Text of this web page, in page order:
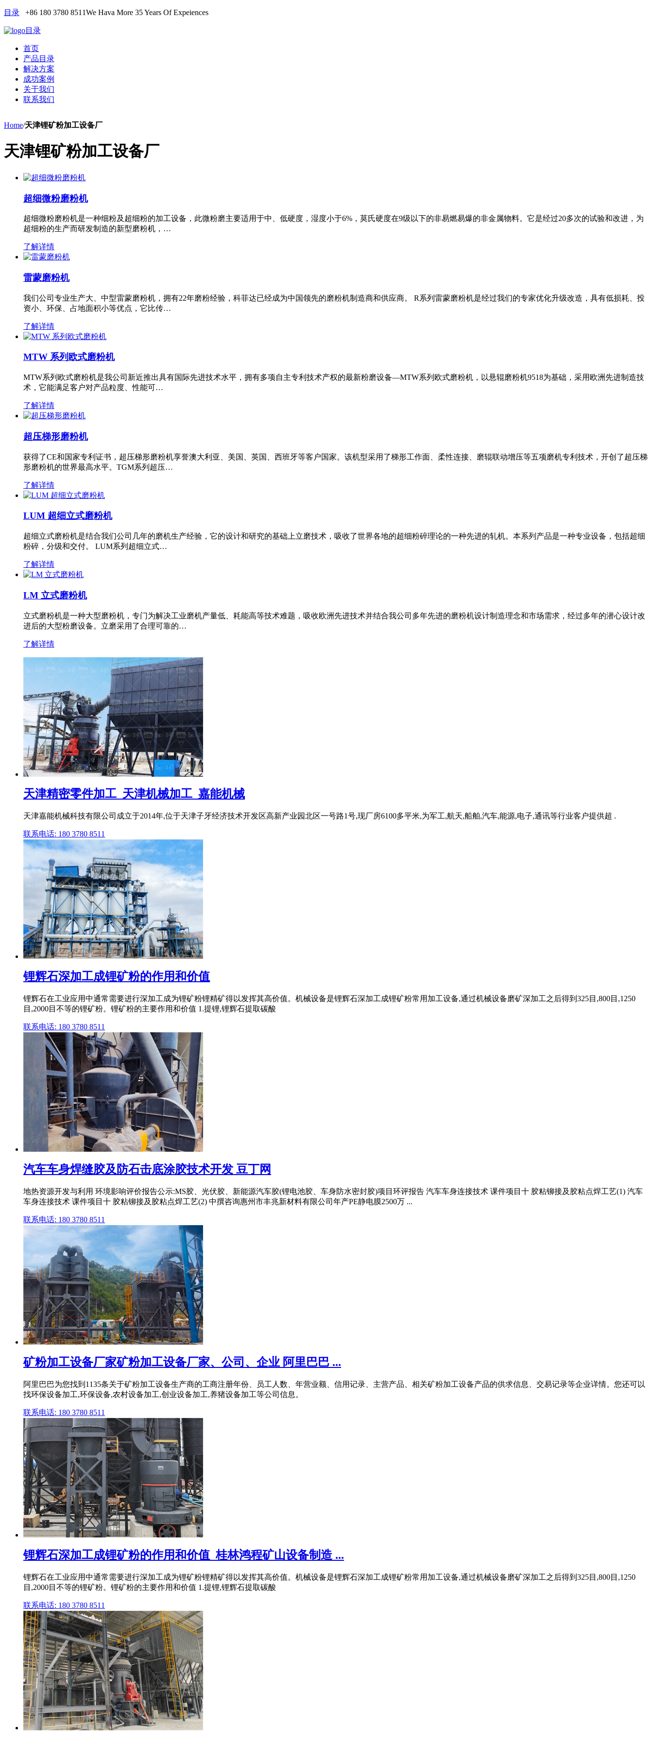
目录 +86 180 3780 8511We Hava More 35 Years Of Expeiences
目录
首页
产品目录
解决方案
成功案例
关于我们
联系我们
Home/天津锂矿粉加工设备厂
天津锂矿粉加工设备厂
超细微粉磨粉机
超细微粉磨粉机是一种细粉及超细粉的加工设备，此微粉磨主要适用于中、低硬度，湿度小于6%，莫氏硬度在9级以下的非易燃易爆的非金属物料。它是经过20多次的试验和改进，为
超细粉的生产而研发制造的新型磨粉机，…
了解详情
雷蒙磨粉机
我们公司专业生产大、中型雷蒙磨粉机，拥有22年磨粉经验，科菲达已经成为中国领先的磨粉机制造商和供应商。 R系列雷蒙磨粉机是经过我们的专家优化升级改造，具有低损耗、投
资小、环保、占地面积小等优点，它比传…
了解详情
MTW 系列欧式磨粉机
MTW系列欧式磨粉机是我公司新近推出具有国际先进技术水平，拥有多项自主专利技术产权的最新粉磨设备—MTW系列欧式磨粉机，以悬辊磨粉机9518为基础，采用欧洲先进制造技
术，它能满足客户对产品粒度、性能可…
了解详情
超压梯形磨粉机
获得了CE和国家专利证书，超压梯形磨粉机享誉澳大利亚、美国、英国、西班牙等客户国家。该机型采用了梯形工作面、柔性连接、磨辊联动增压等五项磨机专利技术，开创了超压梯
形磨粉机的世界最高水平。TGM系列超压…
了解详情
LUM 超细立式磨粉机
超细立式磨粉机是结合我们公司几年的磨机生产经验，它的设计和研究的基础上立磨技术，吸收了世界各地的超细粉碎理论的一种先进的轧机。本系列产品是一种专业设备，包括超细
粉碎，分级和交付。 LUM系列超细立式…
了解详情
LM 立式磨粉机
立式磨粉机是一种大型磨粉机，专门为解决工业磨机产量低、耗能高等技术难题，吸收欧洲先进技术并结合我公司多年先进的磨粉机设计制造理念和市场需求，经过多年的潜心设计改
进后的大型粉磨设备。立磨采用了合理可靠的…
了解详情
天津精密零件加工_天津机械加工_嘉能机械
天津嘉能机械科技有限公司成立于2014年,位于天津子牙经济技术开发区高新产业园北区一号路1号,现厂房6100多平米,为军工,航天,船舶,汽车,能源,电子,通讯等行业客户提供超 .
联系电话: 180 3780 8511
锂辉石深加工成锂矿粉的作用和价值
锂辉石在工业应用中通常需要进行深加工成为锂矿粉锂精矿得以发挥其高价值。机械设备是锂辉石深加工成锂矿粉常用加工设备,通过机械设备磨矿深加工之后得到325目,800目,1250
目,2000目不等的锂矿粉。锂矿粉的主要作用和价值 1.提锂,锂辉石提取碳酸
联系电话: 180 3780 8511
汽车车身焊缝胶及防石击底涂胶技术开发 豆丁网
地热资源开发与利用 环境影响评价报告公示:MS胶、光伏胶、新能源汽车胶(锂电池胶、车身防水密封胶)项目环评报告 汽车车身连接技术 课件项目十 胶粘铆接及胶粘点焊工艺(1) 汽车
车身连接技术 课件项目十 胶粘铆接及胶粘点焊工艺(2) 中撰咨询惠州市丰兆新材料有限公司年产PE静电膜2500万 ...
联系电话: 180 3780 8511
矿粉加工设备厂家矿粉加工设备厂家、公司、企业 阿里巴巴 ...
阿里巴巴为您找到1135条关于矿粉加工设备生产商的工商注册年份、员工人数、年营业额、信用记录、主营产品、相关矿粉加工设备产品的供求信息、交易记录等企业详情。您还可以
找环保设备加工,环保设备,农村设备加工,创业设备加工,养猪设备加工等公司信息。
联系电话: 180 3780 8511
锂辉石深加工成锂矿粉的作用和价值_桂林鸿程矿山设备制造 ...
锂辉石在工业应用中通常需要进行深加工成为锂矿粉锂精矿得以发挥其高价值。机械设备是锂辉石深加工成锂矿粉常用加工设备,通过机械设备磨矿深加工之后得到325目,800目,1250
目,2000目不等的锂矿粉。锂矿粉的主要作用和价值 1.提锂,锂辉石提取碳酸
联系电话: 180 3780 8511